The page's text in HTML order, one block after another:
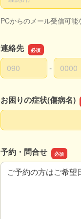
PCからのメール受信可能
連絡先
連絡先の市外局番
-
連絡先の市内局番
連絡先の加入者番号
お困りの症状(傷病名)
お困りの症状(傷病名)
予約・問合せ
予約・問合せ